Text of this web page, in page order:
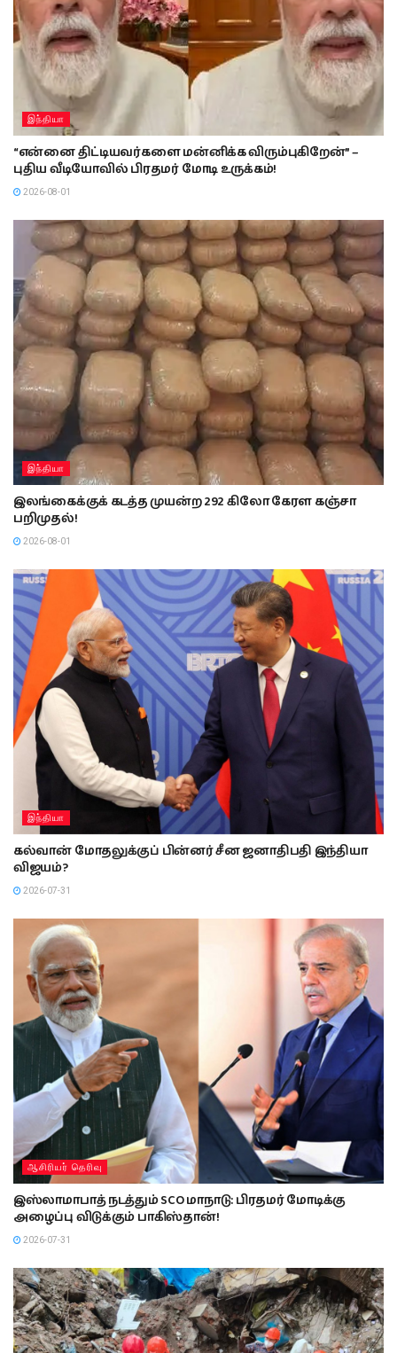
இந்தியா
“என்னை திட்டியவர்களை மன்னிக்க விரும்புகிறேன்” –
புதிய வீடியோவில் பிரதமர் மோடி உருக்கம்!
2026-08-01
இந்தியா
இலங்கைக்குக் கடத்த முயன்ற 292 கிலோ கேரள கஞ்சா
பறிமுதல்!
2026-08-01
இந்தியா
கல்வான் மோதலுக்குப் பின்னர் சீன ஜனாதிபதி இந்தியா
விஜயம்?
2026-07-31
ஆசிரியர் தெரிவு
இஸ்லாமாபாத் நடத்தும் SCO மாநாடு: பிரதமர் மோடிக்கு
அழைப்பு விடுக்கும் பாகிஸ்தான்!
2026-07-31